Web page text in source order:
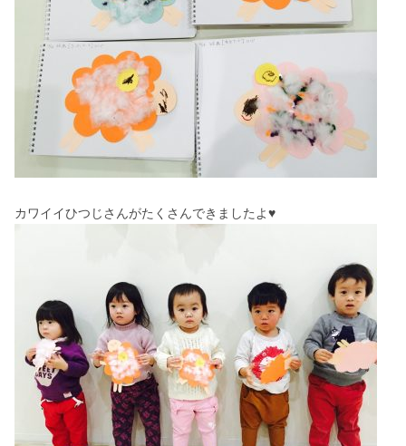
カワイイひつじさんがたくさんできましたよ♥